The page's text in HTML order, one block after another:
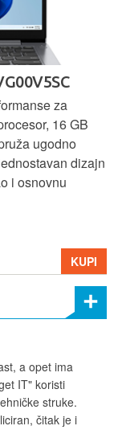
za
16 GB
ugodno
dizajn
i osnovnu
KUPI
a opet ima
IT" koristi
struke.
čitak je i